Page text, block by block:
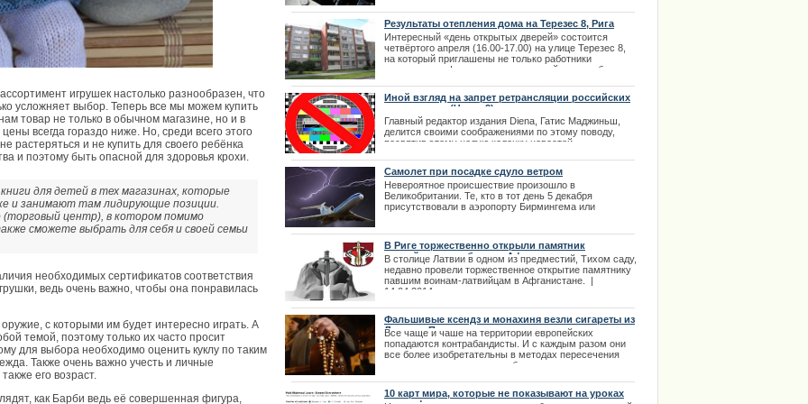
игрушек настолько разнообразен, что
усложняет выбор. Теперь все мы можем купить
товар не только в обычном магазине, но и в
всегда гораздо ниже. Но, среди всего этого
растеряться и не купить для своего ребёнка
и поэтому быть опасной для здоровья крохи.
для детей в тех магазинах, которые
и занимают там лидирующие позиции.
(торговый центр), в котором помимо
сможете выбрать для себя и своей семьи
необходимых сертификатов соответствия
ведь очень важно, чтобы она понравилась
с которыми им будет интересно играть. А
темой, поэтому только их часто просит
для выбора необходимо оценить куклу по таким
Также очень важно учесть и личные
его возраст.
как Барби ведь её совершенная фигура,
перенесен
Как получить права в Риге с автошколой
Престо
ученого Алана Тьюринга. | 24.12.2013
Результаты отепления дома на Терезес 8, Рига
Интересный «день открытых дверей» состоится
четвёртого апреля (16.00-17.00) на улице Терезес 8,
на который приглашены не только работники
различных информационных изданий, но и любые
01.04.2013
Иной взгляд на запрет ретрансляции российских
телеканалов (Часть 2)
Главный редактор издания Diena, Гатис Маджиньш,
делится своими соображениями по этому поводу,
посвятив этому целую колонку новостей.
| 10.04.2014
Самолет при посадке сдуло ветром
Невероятное происшествие произошло в
Великобритании. Те, кто в тот день 5 декабря
присутствовали в аэропорту Бирмингема или
В Риге торжественно открыли памятник
латвийцам, погибшим в Афганистане
В столице Латвии в одном из предместий, Тихом саду,
недавно провели торжественное открытие памятнику
павшим воинам-латвийцам в Афганистане. |
14.04.2014
Фальшивые ксендз и монахиня везли сигареты из
Литвы в Польшу
Все чаще и чаше на территории европейских
попадаются контрабандисты. И с каждым разом они
все более изобретательны в методах пересечения
границы и провоза в своем багаже запрещенных
23.12.2013
10 карт мира, которые не показывают на уроках